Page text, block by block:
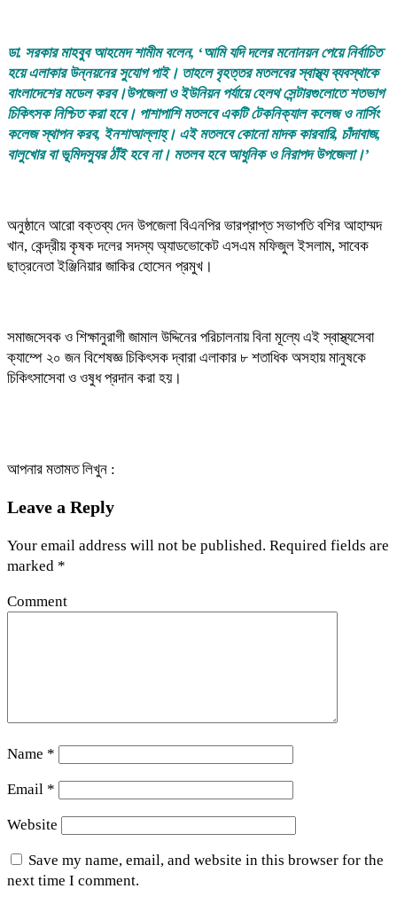
ডা. সরকার মাহবুব আহমেদ শামীম বলেন, ‘আমি যদি দলের মনোনয়ন পেয়ে নির্বাচিত
হয়ে এলাকার উন্নয়নের সুযোগ পাই। তাহলে বৃহত্তর মতলবের স্বাস্থ্য ব্যবস্থাকে
বাংলাদেশের মডেল করব।উপজেলা ও ইউনিয়ন পর্যায়ে হেলথ সেন্টারগুলোতে শতভাগ
চিকিৎসক নিশ্চিত করা হবে। পাশাপাশি মতলবে একটি টেকনিক্যাল কলেজ ও নার্সিং
কলেজ স্থাপন করব, ইনশাআল্লাহ্। এই মতলবে কোনো মাদক কারবারি, চাঁদাবাজ,
বালুখোর বা ভূমিদস্যুর ঠাঁই হবে না। মতলব হবে আধুনিক ও নিরাপদ উপজেলা।’
অনুষ্ঠানে আরো বক্তব্য দেন উপজেলা বিএনপির ভারপ্রাপ্ত সভাপতি বশির আহাম্মদ
খান, কেন্দ্রীয় কৃষক দলের সদস্য অ্যাডভোকেট এসএম মফিজুল ইসলাম, সাবেক
ছাত্রনেতা ইঞ্জিনিয়ার জাকির হোসেন প্রমুখ।
সমাজসেবক ও শিক্ষানুরাগী জামাল উদ্দিনের পরিচালনায় বিনা মূল্যে এই স্বাস্থ্যসেবা
ক্যাম্পে ২০ জন বিশেষজ্ঞ চিকিৎসক দ্বারা এলাকার ৮ শতাধিক অসহায় মানুষকে
চিকিৎসাসেবা ও ওষুধ প্রদান করা হয়।
আপনার মতামত লিখুন :
Leave a Reply
Your email address will not be published. Required fields are
marked *
Comment
Name *
Email *
Website
Save my name, email, and website in this browser for the
next time I comment.